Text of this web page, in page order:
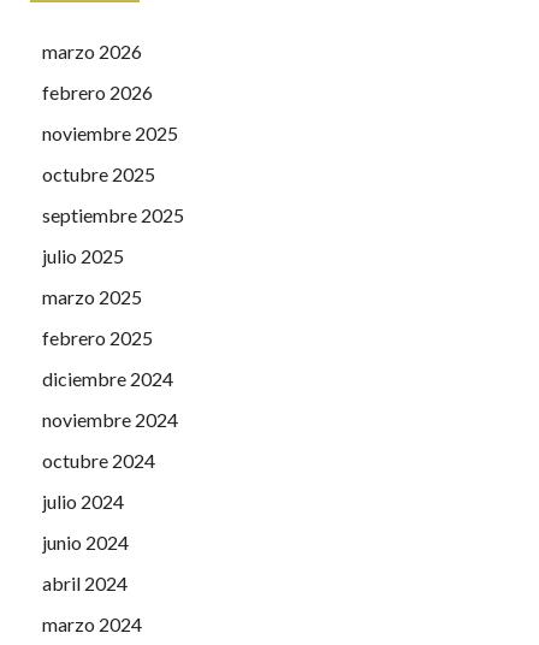
marzo 2026
febrero 2026
noviembre 2025
octubre 2025
septiembre 2025
julio 2025
marzo 2025
febrero 2025
diciembre 2024
noviembre 2024
octubre 2024
julio 2024
junio 2024
abril 2024
marzo 2024